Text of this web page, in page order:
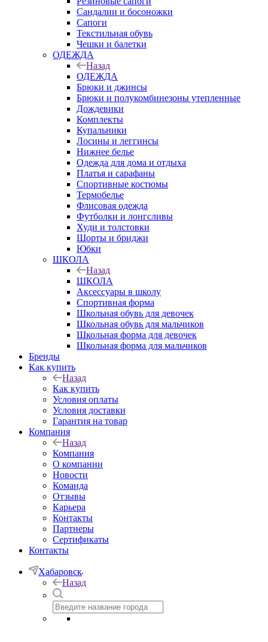
Сандалии и босоножки
Сапоги
Текстильная обувь
Чешки и балетки
ОДЕЖДА
Назад
ОДЕЖДА
Брюки и джинсы
Брюки и полукомбинезоны утепленные
Дождевики
Комплекты
Купальники
Лосины и леггинсы
Нижнее белье
Одежда для дома и отдыха
Платья и сарафаны
Спортивные костюмы
Термобелье
Флисовая одежда
Футболки и лонгсливы
Худи и толстовки
Шорты и бриджи
Юбки
ШКОЛА
Назад
ШКОЛА
Аксессуары в школу
Спортивная форма
Школьная обувь для девочек
Школьная обувь для мальчиков
Школьная форма для девочек
Школьная форма для мальчиков
Бренды
Как купить
Назад
Как купить
Условия оплаты
Условия доставки
Гарантия на товар
Компания
Назад
Компания
О компании
Новости
Команда
Отзывы
Карьера
Контакты
Партнеры
Сертификаты
Контакты
Хабаровск
Назад